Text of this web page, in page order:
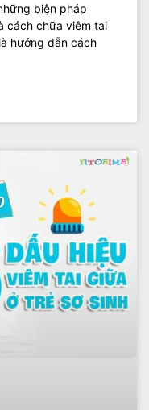
biện pháp
cách chữa viêm tai
hướng dẫn cách